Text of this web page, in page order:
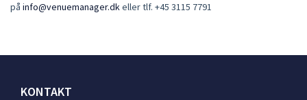
på info@venuemanager.dkeller tlf. +45 3115 7791
KONTAKT